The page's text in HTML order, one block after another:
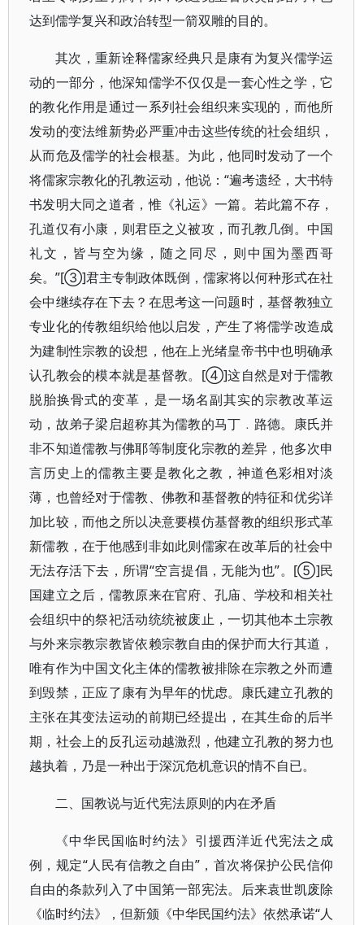
达到儒学复兴和政治转型一箭双雕的目的。
其次，重新诠释儒家经典只是康有为复兴儒学运
动的一部分，他深知儒学不仅仅是一套心性之学，它
的教化作用是通过一系列社会组织来实现的，而他所
发动的变法维新势必严重冲击这些传统的社会组织，
从而危及儒学的社会根基。为此，他同时发动了一个
将儒家宗教化的孔教运动，他说：“遍考遗经，大书特
书发明大同之道者，惟《礼运》一篇。若此篇不存，
孔道仅有小康，则君臣之义被攻，而孔教几倒。中国
礼文，皆与空为缘，随之同尽，则中国为墨西哥
矣。”[③]君主专制政体既倒，儒家将以何种形式在社
会中继续存在下去？在思考这一问题时，基督教独立
专业化的传教组织给他以启发，产生了将儒学改造成
为建制性宗教的设想，他在上光绪皇帝书中也明确承
认孔教会的模本就是基督教。[④]这自然是对于儒教
脱胎换骨式的变革，是一场名副其实的宗教改革运
动，故弟子梁启超称其为儒教的马丁﹒路德。康氏并
非不知道儒教与佛耶等制度化宗教的差异，他多次申
言历史上的儒教主要是教化之教，神道色彩相对淡
薄，也曾经对于儒教、佛教和基督教的特征和优劣详
加比较，而他之所以决意要模仿基督教的组织形式革
新儒教，在于他感到非如此则儒家在改革后的社会中
无法存活下去，所谓“空言提倡，无能为也”。[⑤]民
国建立之后，儒教原来在官府、孔庙、学校和相关社
会组织中的祭祀活动统统被废止，一切其他本土宗教
与外来宗教宗教皆依赖宗教自由的保护而大行其道，
唯有作为中国文化主体的儒教被排除在宗教之外而遭
到毁禁，正应了康有为早年的忧虑。康氏建立孔教的
主张在其变法运动的前期已经提出，在其生命的后半
期，社会上的反孔运动越激烈，他建立孔教的努力也
越执着，乃是一种出于深沉危机意识的情不自已。
二、国教说与近代宪法原则的内在矛盾
《中华民国临时约法》引援西洋近代宪法之成
例，规定“人民有信教之自由”，首次将保护公民信仰
自由的条款列入了中国第一部宪法。后来袁世凯废除
《临时约法》，但新颁《中华民国约法》依然承诺“人